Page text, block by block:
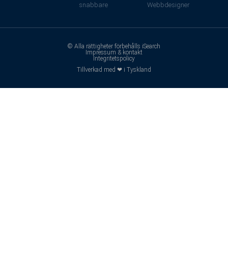
snabbare
Webbdesigner
© Alla rättigheter förbehålls iSearch
Impressum & kontakt
Integritetspolicy
Tillverkad med ❤ i Tyskland